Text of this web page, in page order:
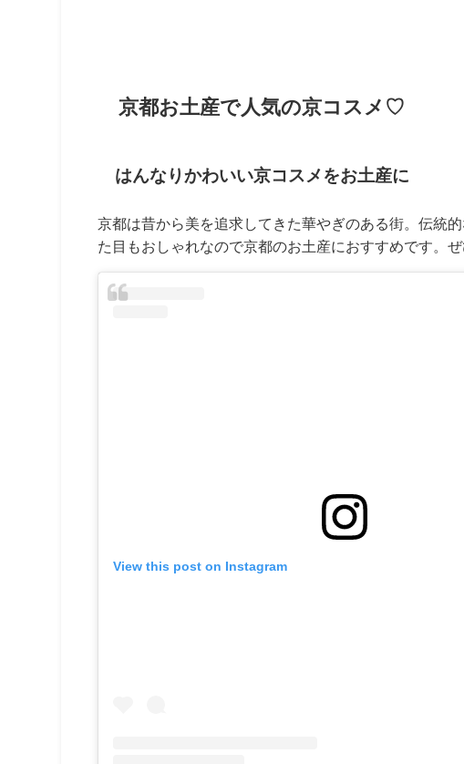
京都お土産で人気の京コスメ♡
はんなりかわいい京コスメをお土産に
京都は昔から美を追求してきた華やぎのある街。伝統
た目もおしゃれなので京都のお土産におすすめです。
View this post on Instagram